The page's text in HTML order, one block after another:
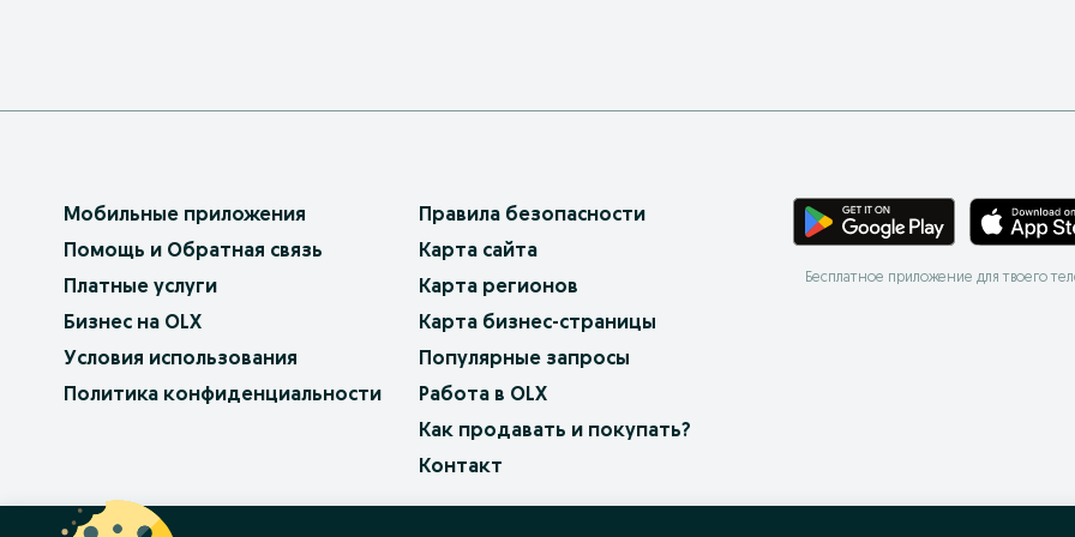
Мобильные приложения
Помощь и Обратная связь
Платные услуги
Бизнес на OLX
Условия использования
Политика конфиденциальности
Правила безопасности
Карта сайта
Карта регионов
Карта бизнес-страницы
Популярные запросы
Работа в OLX
Как продавать и покупать?
Контакт
Бесплатное приложение для твоего
OLX.bg